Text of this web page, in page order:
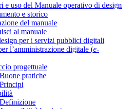
e uso del Manuale operativo di design
e storico
del manuale
al manuale
per i servizi pubblici digitali
l’amministrazione digitale (e-
progettuale
pratiche